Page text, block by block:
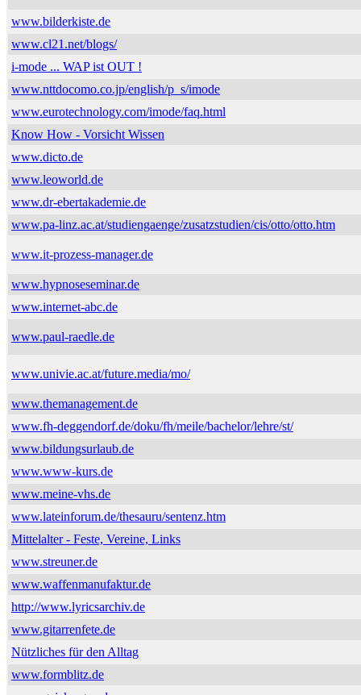
www.bilderkiste.de
www.cl21.net/blogs/
i-mode ... WAP ist OUT !
www.nttdocomo.co.jp/english/p_s/imode
www.eurotechnology.com/imode/faq.html
Know How - Vorsicht Wissen
www.dicto.de
www.leoworld.de
www.dr-ebertakademie.de
www.pa-linz.ac.at/studiengaenge/zusatzstudien/cis/otto/otto.htm
www.it-prozess-manager.de
www.hypnoseseminar.de
www.internet-abc.de
www.paul-raedle.de
www.univie.ac.at/future.media/mo/
www.themanagement.de
www.fh-deggendorf.de/doku/fh/meile/bachelor/lehre/st/
www.bildungsurlaub.de
www.www-kurs.de
www.meine-vhs.de
www.lateinforum.de/thesauru/sentenz.htm
Mittelalter - Feste, Vereine, Links
www.streuner.de
www.waffenmanufaktur.de
http://www.lyricsarchiv.de
www.gitarrenfete.de
Nützliches für den Alltag
www.formblitz.de